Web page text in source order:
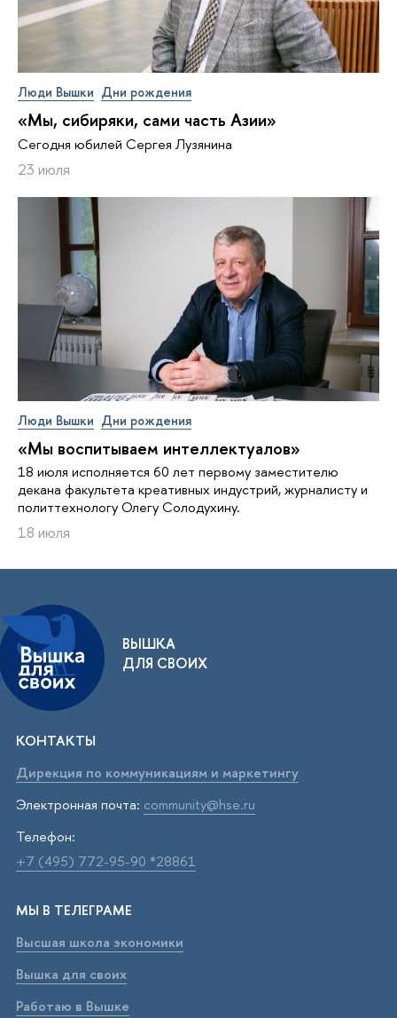
Люди Вышки Дни рождения
«Мы, сибиряки, сами часть Азии»
Сегодня юбилей Сергея Лузянина
23 июля
Люди Вышки Дни рождения
«Мы воспитываем интеллектуалов»
18 июля исполняется 60 лет первому заместителю
декана факультета креативных индустрий, журналисту и
политтехнологу Олегу Солодухину.
18 июля
ВЫШКА
ДЛЯ СВОИХ
КОНТАКТЫ
Дирекция по коммуникациям и маркетингу
Электронная почта: community@hse.ru
Телефон:
+7 (495) 772-95-90 *28861
МЫ В ТЕЛЕГРАМЕ
Высшая школа экономики
Вышка для своих
Работаю в Вышке